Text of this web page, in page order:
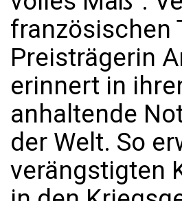
französischen
Preisträgerin
erinnert in
anhaltende
der Welt. So
verängstigten